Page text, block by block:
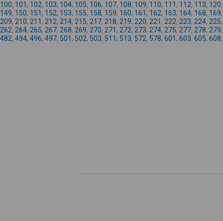
100, 101 , 102, 103, 104, 105, 106, 107, 108, 109, 110, 111 , 112, 113, 120
149, 150, 151 , 152, 153, 155, 158, 159, 160, 161 , 162, 163, 164, 168, 169
209, 210, 211 , 212, 214, 215, 217, 218, 219, 220, 221 , 222, 223, 224, 225
262, 264, 265, 267, 268, 269, 270, 271 , 272, 273, 274, 275, 277, 278, 279
482, 494, 496, 497, 501 , 502, 503, 511 , 513, 572, 578, 601 , 603, 605, 608